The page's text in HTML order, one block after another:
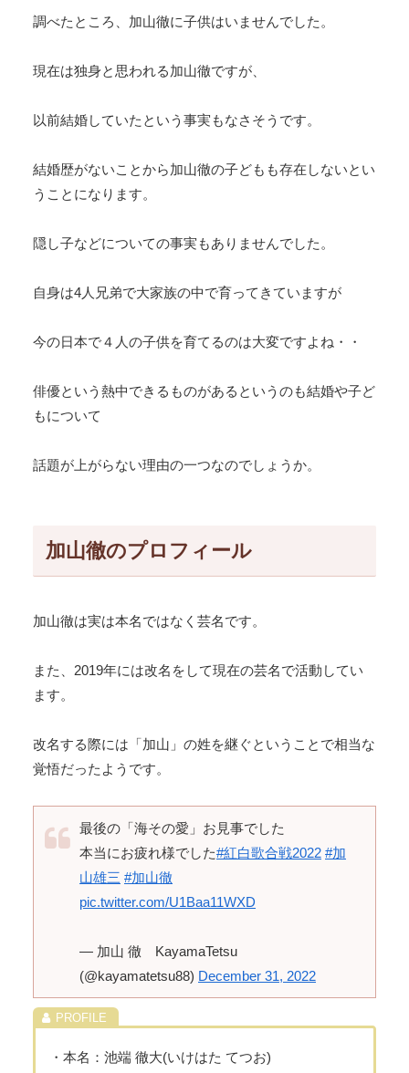
調べたところ、加山徹に子供はいませんでした。
現在は独身と思われる加山徹ですが、
以前結婚していたという事実もなさそうです。
結婚歴がないことから加山徹の子どもも存在しないとい
うことになります。
隠し子などについての事実もありませんでした。
自身は4人兄弟で大家族の中で育ってきていますが
今の日本で４人の子供を育てるのは大変ですよね・・
俳優という熱中できるものがあるというのも結婚や子ど
もについて
話題が上がらない理由の一つなのでしょうか。
加山徹のプロフィール
加山徹は実は本名ではなく芸名です。
また、2019年には改名をして現在の芸名で活動してい
ます。
改名する際には「加山」の姓を継ぐということで相当な
覚悟だったようです。
最後の「海その愛」お見事でした
本当にお疲れ様でした#紅白歌合戦2022 #加
山雄三 #加山徹
pic.twitter.com/U1Baa11WXD
— 加山 徹 KayamaTetsu
(@kayamatetsu88) December 31, 2022
・本名：池端 徹大(いけはた てつお)